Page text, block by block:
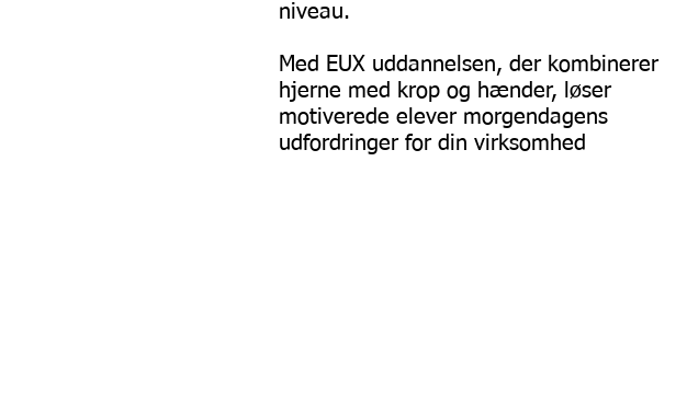
niveau.
Med EUX uddannelsen, der kombinerer
hjerne med krop og hænder, løser
motiverede elever morgendagens
udfordringer for din virksomhed